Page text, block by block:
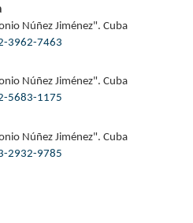
Núñez Jiménez". Cuba
3962-7463
Núñez Jiménez". Cuba
5683-1175
Núñez Jiménez". Cuba
2932-9785